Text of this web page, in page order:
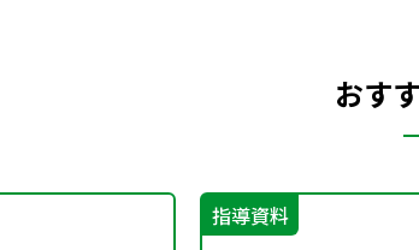
おす
指導資料